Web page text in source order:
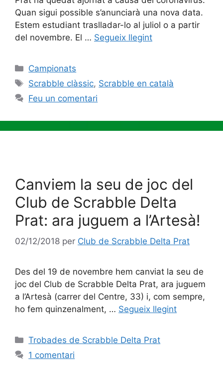
Quan sigui possible s’anunciarà una nova data.
Estem estudiant traslladar-lo al juliol o a partir
del novembre. El … Segueix llegint
Categories
Campionats
Etiquetes
Scrabble clàssic, Scrabble en català
Feu un comentari
Canviem la seu de joc del
Club de Scrabble Delta
Prat: ara juguem a l’Artesà!
02/12/2018 per Club de Scrabble Delta Prat
Des del 19 de novembre hem canviat la seu de
joc del Club de Scrabble Delta Prat, ara juguem
a l’Artesà (carrer del Centre, 33) i, com sempre,
ho fem quinzenalment, … Segueix llegint
Categories
Trobades de Scrabble Delta Prat
1 comentari